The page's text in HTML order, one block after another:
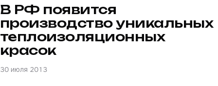
В РФ появится
производство уникальных
теплоизоляционных
красок
30 июля 2013